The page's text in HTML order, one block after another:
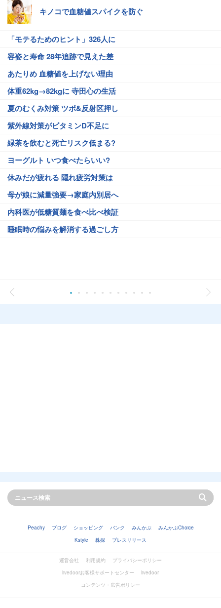
キノコで血糖値スパイクを防ぐ
「モテるためのヒント」326人に
容姿と寿命 28年追跡で見えた差
あたりめ 血糖値を上げない理由
体重62kg→82kgに 寺田心の生活
夏のむくみ対策 ツボ&反射区押し
紫外線対策がビタミンD不足に
緑茶を飲むと死亡リスク低まる?
ヨーグルト いつ食べたらいい?
休みだが疲れる 隠れ疲労対策は
母が娘に減量強要→家庭内別居へ
内科医が低糖質麺を食べ比べ検証
睡眠時の悩みを解消する過ごし方
Peachy ブログ ショッピング バンク みんかぶ
みんかぶChoice
Kstyle
株探 プレスリリース
運営会社 利用規約
プライバシーポリシー
livedoorお客様サポートセンター
livedoor
コンテンツ・広告ポリシー